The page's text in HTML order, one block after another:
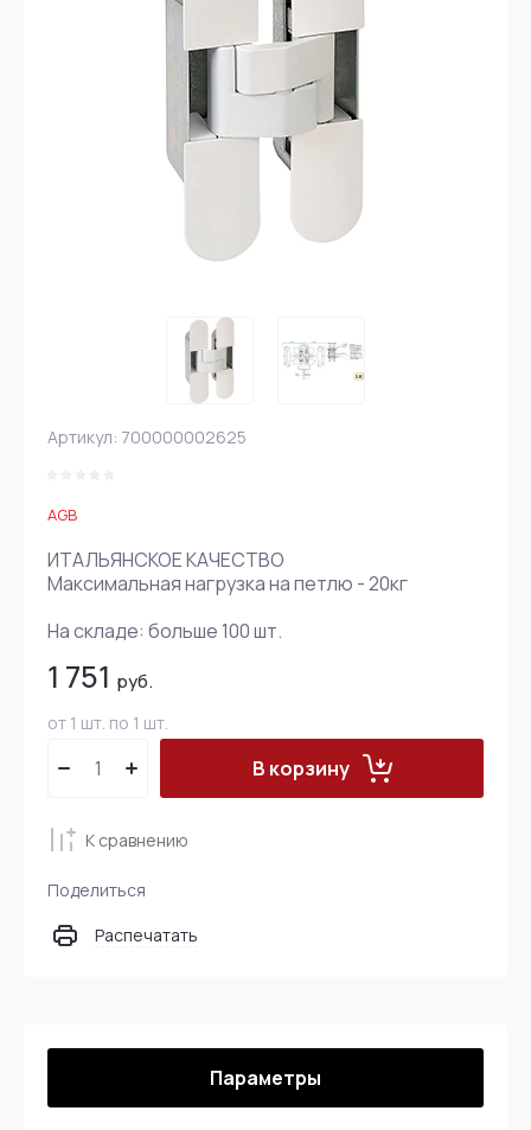
Артикул: 700000002625
AGB
ИТАЛЬЯНСКОЕ КАЧЕСТВО
Максимальная нагрузка на петлю - 20кг
На складе: больше 100шт.
1 751 руб.
от 1 шт. по 1 шт.
В корзину
К сравнению
Поделиться
Распечатать
Параметры